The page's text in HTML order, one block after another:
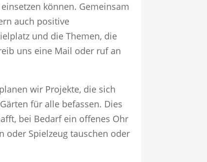
können. Gemeinsam
auch positive
und die Themen, die
uns eine Mail oder ruf an
wir Projekte, die sich
für alle befassen. Dies
bei Bedarf ein offenes Ohr
oder Spielzeug tauschen oder